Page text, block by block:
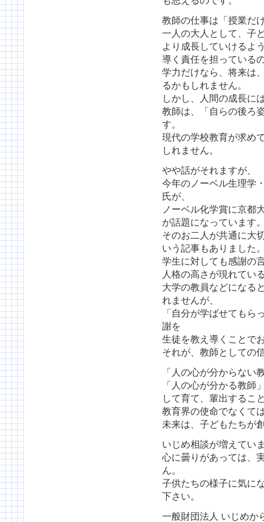
教師の仕事は「授業だ
一人の大人として、子
より成長していけるよ
導く責任を担っている
学力だけなら、将来は
るかもしれません。
しかし、人間の成長に
教師は、「自らの後ろ
す。
現代の学校教育が求め
しれません。
やや話がそれますが、
今年のノーベル生理学
氏が、
ノーベル化学賞に京都
が話題になっています
そのお二人が共通に大
いう記事もありました
学生に対しても感謝の
人格の高さが現れてい
大学の教員などになる
れませんが、
「自分が学ばせてもら
謝を
生徒を教え導くことで
それが、教師としての
「人の心が分からない
「人の心が分かる教師
して育て、輩出するこ
教育界の使命でなくて
未来は、子どもたちが
いじめ相談が増えてい
心に曇りがあっては、
ん。
子供たちの様子に気に
下さい。
一般財団法人 いじめか